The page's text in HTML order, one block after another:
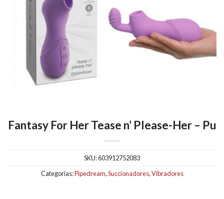
Fantasy For Her Tease n’ Please-Her – Pu
SKU:603912752083
Categorías:Pipedream,Succionadores,Vibradores